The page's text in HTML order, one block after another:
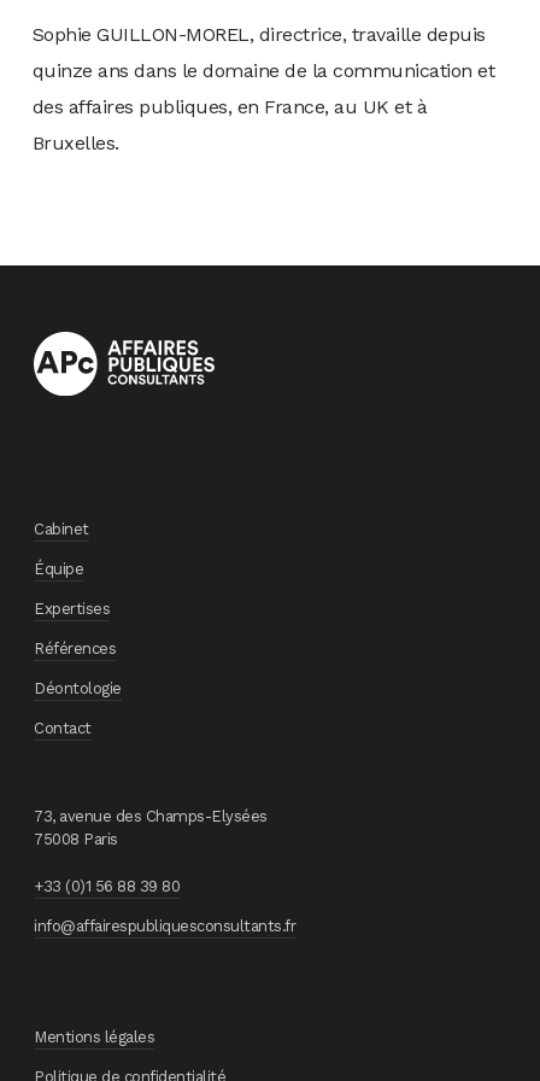
Sophie GUILLON-MOREL, directrice, travaille depuis
quinze ans dans le domaine de la communication et
des affaires publiques, en France, au UK et à
Bruxelles.
Cabinet
Équipe
Expertises
Références
Déontologie
Contact
73, avenue des Champs-Elysées
75008 Paris
+33 (0)1 56 88 39 80
info@affairespubliquesconsultants.fr
Mentions légales
Politique de confidentialité